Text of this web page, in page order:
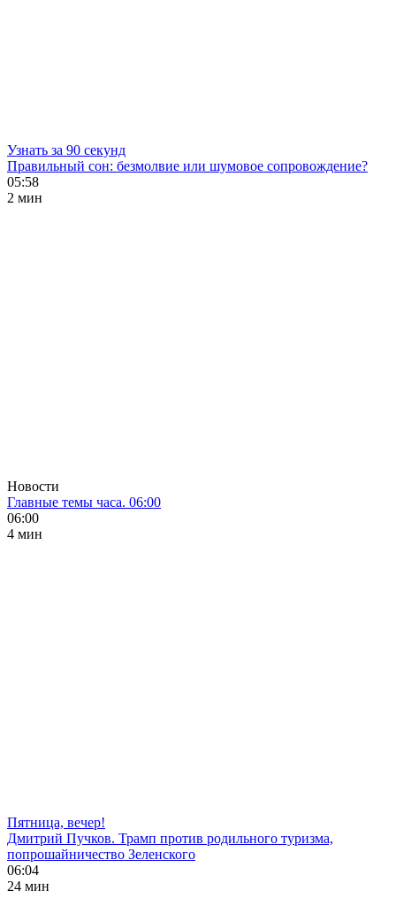
Узнать за 90 секунд
Правильный сон: безмолвие или шумовое сопровождение?
05:58
2 мин
Новости
Главные темы часа. 06:00
06:00
4 мин
Пятница, вечер!
Дмитрий Пучков. Трамп против родильного туризма,
попрошайничество Зеленского
06:04
24 мин